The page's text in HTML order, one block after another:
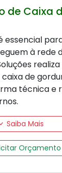
de Caixa
essencial
à rede
de
técnica e
Saiba Mais
Orçamento